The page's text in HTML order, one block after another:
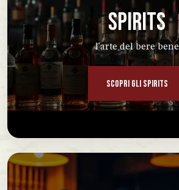
SPIRITS
l'arte del bere bene
SCOPRI GLI SPIRITS